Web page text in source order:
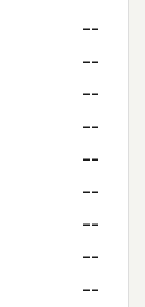
--
--
--
--
--
--
--
--
--